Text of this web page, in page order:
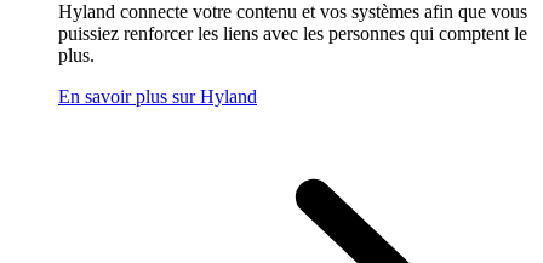
Hyland connecte votre contenu et vos systèmes afin que vous
puissiez renforcer les liens avec les personnes qui comptent le
plus.
En savoir plus sur Hyland